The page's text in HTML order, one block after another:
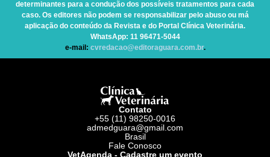
determinantes para a condução dos possíveis tratamentos para cada
caso. Os editores não podem se responsabilizar pelo abuso ou má
aplicação do conteúdo da Revista e do Portal Clínica Veterinária.
WhatsApp: 11 96471-5044
e-mail: cvredacao@editoraguara.com.br.
Contato
+55 (11) 98250-0016
admedguara@gmail.com
Brasil
Fale Conosco
VetAgenda - Cadastre um evento